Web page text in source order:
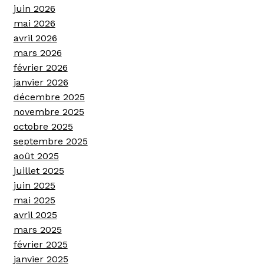
juin 2026
mai 2026
avril 2026
mars 2026
février 2026
janvier 2026
décembre 2025
novembre 2025
octobre 2025
septembre 2025
août 2025
juillet 2025
juin 2025
mai 2025
avril 2025
mars 2025
février 2025
janvier 2025